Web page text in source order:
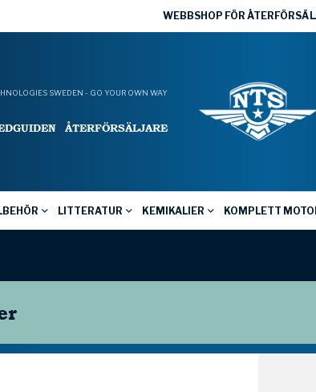
WEBBSHOP FÖR
SWEDEN - GO YOUR OWN WAY
ÅTERFÖRSÄLJARE
LITTERATUR KEMIKALIER KOMPLETT